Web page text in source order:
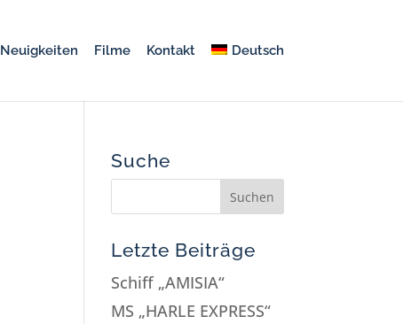
Neuigkeiten Filme Kontakt Deutsch
Suche
Letzte Beiträge
Schiff „AMISIA“
MS „HARLE EXPRESS“